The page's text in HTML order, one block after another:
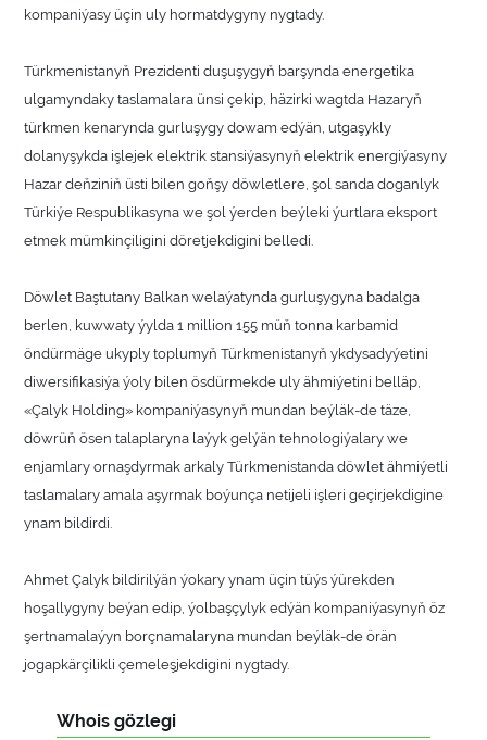
kompaniýasy üçin uly hormatdygyny nygtady.
Türkmenistanyň Prezidenti duşuşygyň barşynda energetika
ulgamyndaky taslamalara ünsi çekip, häzirki wagtda Hazaryň
türkmen kenarynda gurluşygy dowam edýän, utgaşykly
dolanyşykda işlejek elektrik stansiýasynyň elektrik energiýasyny
Hazar deňziniň üsti bilen goňşy döwletlere, şol sanda doganlyk
Türkiýe Respublikasyna we şol ýerden beýleki ýurtlara eksport
etmek mümkinçiligini döretjekdigini belledi.
Döwlet Baştutany Balkan welaýatynda gurluşygyna badalga
berlen, kuwwaty ýylda 1 million 155 müň tonna karbamid
öndürmäge ukyply toplumyň Türkmenistanyň ykdysadyýetini
diwersifikasiýa ýoly bilen ösdürmekde uly ähmiýetini belläp,
«Çalyk Holding» kompaniýasynyň mundan beýläk-de täze,
döwrüň ösen talaplaryna laýyk gelýän tehnologiýalary we
enjamlary ornaşdyrmak arkaly Türkmenistanda döwlet ähmiýetli
taslamalary amala aşyrmak boýunça netijeli işleri geçirjekdigine
ynam bildirdi.
Ahmet Çalyk bildirilýän ýokary ynam üçin tüýs ýürekden
hoşallygyny beýan edip, ýolbaşçylyk edýän kompaniýasynyň öz
şertnamalaýyn borçnamalaryna mundan beýläk-de örän
jogapkärçilikli çemeleşjekdigini nygtady.
Whois gözlegi